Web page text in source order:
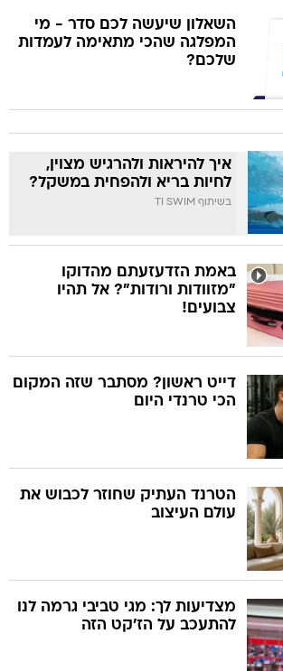
השאלון שיעשה לכם סדר - מי
המפלגה שהכי מתאימה לעמדות
שלכם?
איך להיראות ולהרגיש מצוין,
לחיות בריא ולהפחית במשקל?
בשיתוף TI SWIM
באמת הזדעזעתם מהדוקו
"מזוודות ורודות"? אל תהיו
צבועים!
דייט ראשון? מסתבר שזה המקום
הכי טרנדי היום
הטרנד העתיק שחוזר לכבוש את
עולם העיצוב
מצדיעות לך: מגי טביבי גרמה לנו
להתעכב על הז'קט הזה